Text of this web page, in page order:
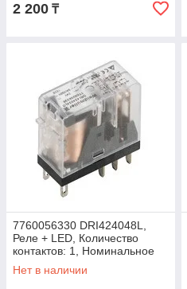
2 200 ₸
7760056330 DRI424048L,
Реле + LED, Количество
контактов: 1, Номинальное
напряжение: 48 В DC
Нет в наличии